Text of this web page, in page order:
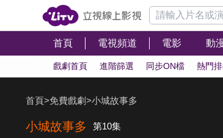
首頁 電視頻道 電影 動
戲劇首頁 進階篩選 同步ON檔 熱門
首頁>免費戲劇>小城故事多
小城故事多 第10集